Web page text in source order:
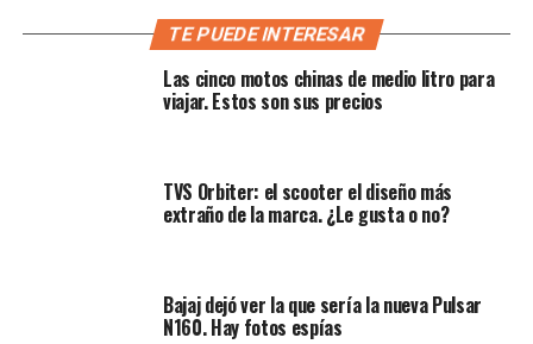
125 – 2024. ¿Podría ser la mejor de su
La iniciativa, aprobada por el Ministerio de Transporte,
también indica en la circular cómo comenzarán a
TE PUEDE INTERESAR
Las cinco motos chinas de medio litro para
viajar. Estos son sus precios
TVS Orbiter: el scooter el diseño más
extraño de la marca. ¿Le gusta o no?
Bajaj dejó ver la que sería la nueva Pulsar
N160. Hay fotos espías